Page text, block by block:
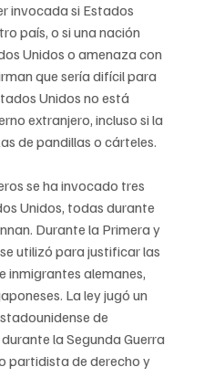
invocada si Estados
país, o si una nación
Unidos o amenaza con
que sería difícil para
Unidos no está
extranjero, incluso si la
de pandillas o cárteles.
se ha invocado tres
Unidos, todas durante
Durante la Primera y
utilizó para justificar las
inmigrantes alemanes,
La ley jugó un
de
la Segunda Guerra
partidista de derecho y